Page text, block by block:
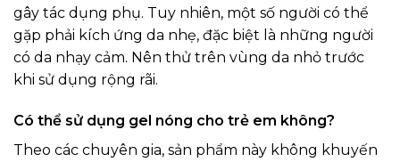
gây tác dụng phụ. Tuy nhiên, một số người có thể
gặp phải kích ứng da nhẹ, đặc biệt là những người
có da nhạy cảm. Nên thử trên vùng da nhỏ trước
khi sử dụng rộng rãi.
Có thể sử dụng gel nóng cho trẻ em không?
Theo các chuyên gia, sản phẩm này không khuyến